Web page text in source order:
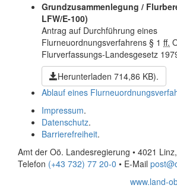
Grundzusammenlegung /
LFW/E-100)
Antrag auf Durchführung eines
Flurneuordnungsverfahrens § 1 ff.
Flurverfassungs-Landesgesetz
Herunterladen 714,86 KB).
Ablauf eines
Impressum.
Datenschutz.
Barrierefreiheit.
Amt der Oö. Landesregierung • 4021
Telefon (+43 732) 77 20-0 • E-Mail
www.land-